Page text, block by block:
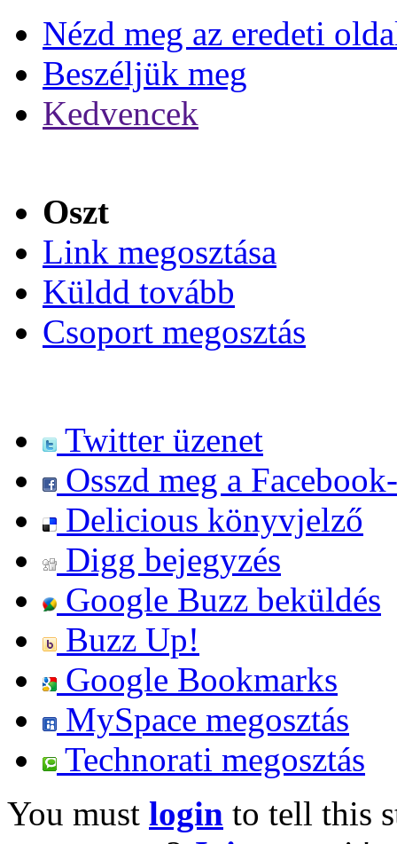
Nézd meg az eredeti
Beszéljük meg
Kedvencek
Oszt
Link megosztása
Küldd tovább
Csoport megosztás
Twitter üzenet
Osszd meg a
Delicious könyvjelző
Digg bejegyzés
Google Buzz beküldés
Buzz Up!
Google Bookmarks
MySpace megosztás
Technorati megosztás
You must login to tell this